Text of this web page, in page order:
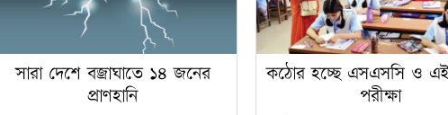
সারা দেশে বজ্রাঘাতে ১৪ জনের
প্রাণহানি
কঠোর হচ্ছে এসএসসি ও
পরীক্ষা